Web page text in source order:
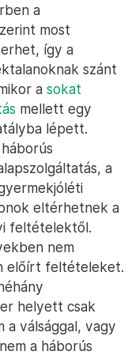
a
most
így a
szánt
a sokat
mellett egy
lépett.
a
eltérhetnek a
feltételektől.
nem
előírt feltételeket.
helyett csak
válsággal, vagy
a háborús